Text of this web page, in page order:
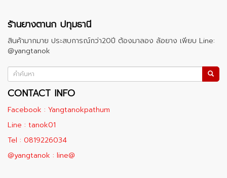
ร้านยางตานก ปทุมธานี
สินค้ามากมาย ประสบการณ์กว่า20ปี ต้องมาลอง ล้อยาง เพียบ Line:
@yangtanok
CONTACT INFO
Facebook : Yangtanokpathum
Line : tanok01
Tel : 0819226034
@yangtanok : line@